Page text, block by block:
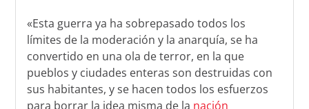
«Esta guerra ya ha sobrepasado todos los
límites de la moderación y la anarquía, se ha
convertido en una ola de terror, en la que
pueblos y ciudades enteras son destruidas con
sus habitantes, y se hacen todos los esfuerzos
para borrar la idea misma de la nación